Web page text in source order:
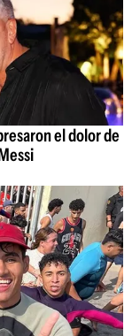
el dolor de